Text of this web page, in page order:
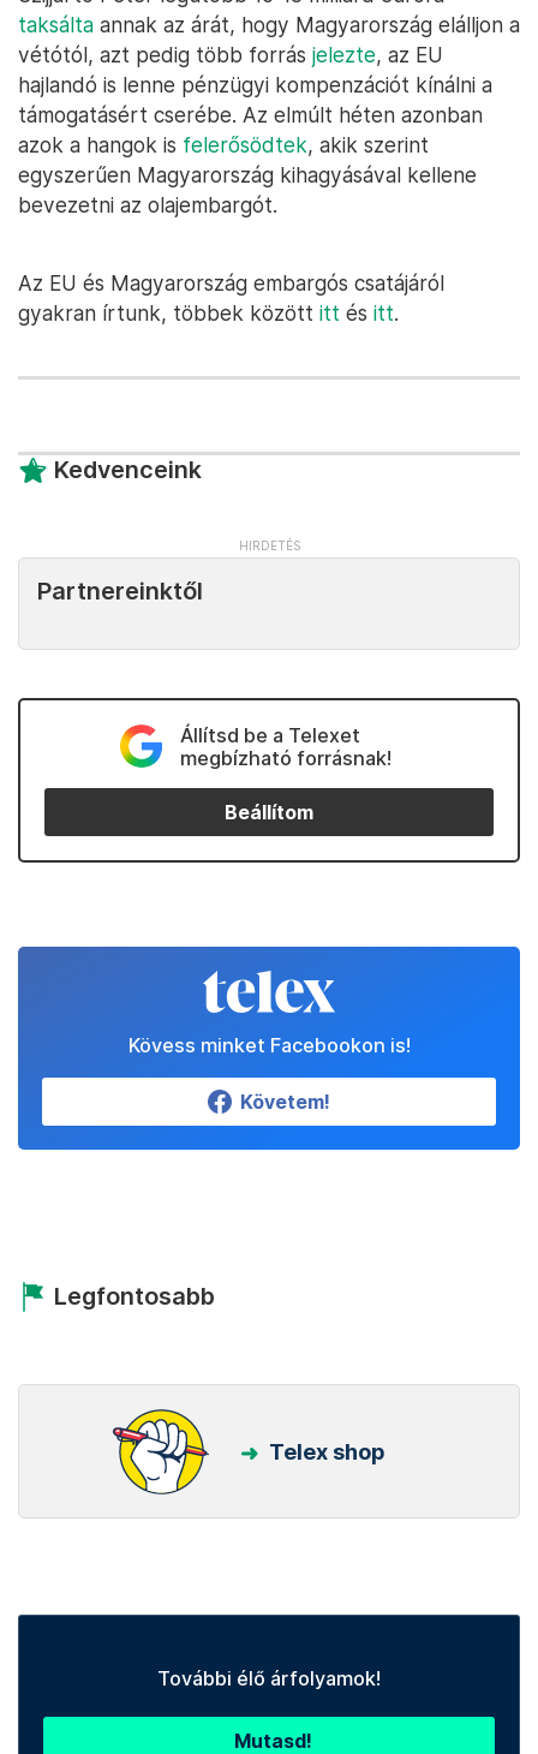
taksálta annak az árát, hogy Magyarország elálljon a
vétótól, azt pedig több forrás jelezte, az EU
hajlandó is lenne pénzügyi kompenzációt kínálni a
támogatásért cserébe. Az elmúlt héten azonban
azok a hangok is felerősödtek, akik szerint
egyszerűen Magyarország kihagyásával kellene
bevezetni az olajembargót.
Az EU és Magyarország embargós csatájáról
gyakran írtunk, többek között itt és itt.
Kedvenceink
Partnereinktől
Állítsd be a Telexet
megbízható forrásnak!
Beállítom
Kövess minket Facebookon is!
Követem!
Legfontosabb
Telex shop
További élő árfolyamok!
Mutasd!